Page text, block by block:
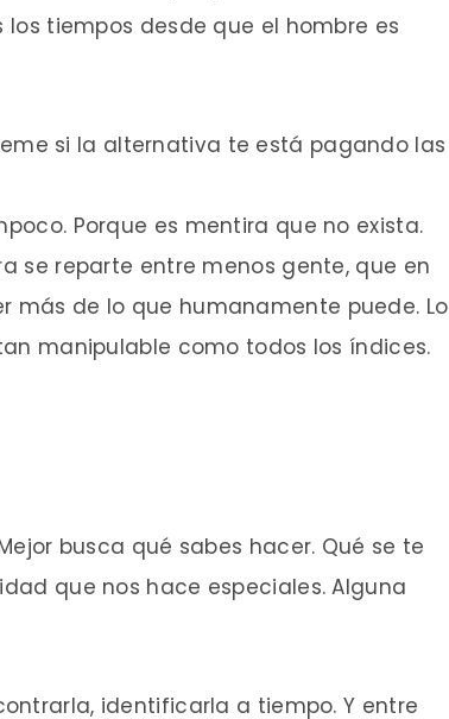
tiempos desde que el hombre es
si la alternativa te está pagando las
Porque es mentira que no exista.
se reparte entre menos gente, que en
más de lo que humanamente puede. Lo
manipulable como todos los índices.
busca qué sabes hacer. Qué se te
que nos hace especiales. Alguna
identificarla a tiempo. Y entre